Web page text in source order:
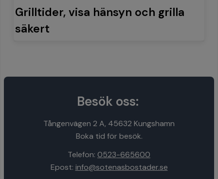
Grilltider, visa hänsyn och grilla
säkert
Besök oss:
Tångenvägen 2 A, 45632 Kungshamn
Boka tid för besök.
Telefon: 0523-665600
Epost: info@sotenasbostader.se